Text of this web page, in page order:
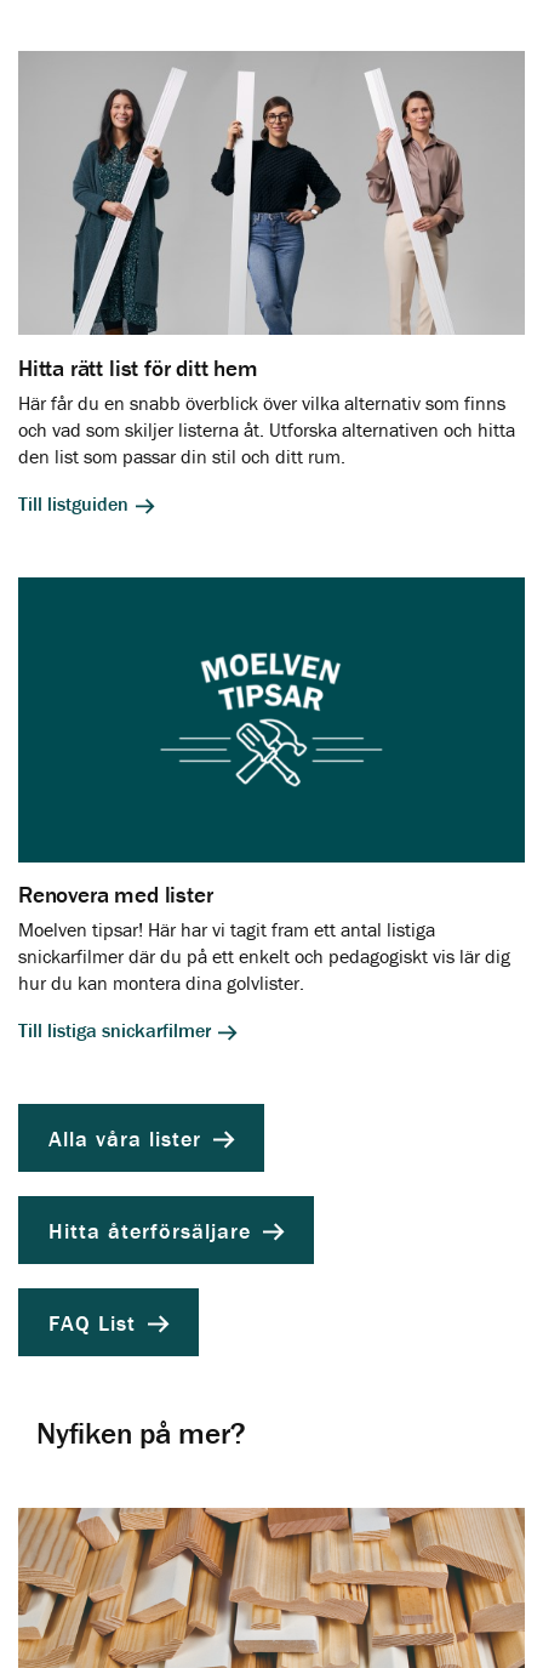
Hitta rätt list för ditt hem
Här får du en snabb överblick över vilka alternativ som finns
och vad som skiljer listerna åt. Utforska alternativen och hitta
den list som passar din stil och ditt rum.
Till listguiden
Renovera med lister
Moelven tipsar! Här har vi tagit fram ett antal listiga
snickarfilmer där du på ett enkelt och pedagogiskt vis lär dig
hur du kan montera dina golvlister.
Till listiga snickarfilmer
Alla våra lister
Hitta återförsäljare
FAQ List
Nyfiken på mer?